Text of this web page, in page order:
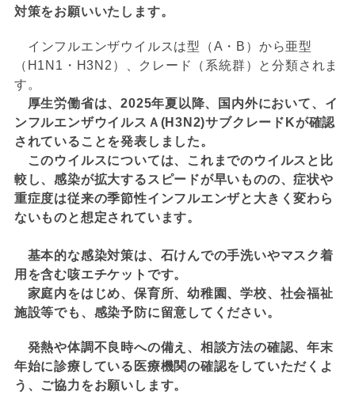
対策をお願いいたします。
インフルエンザウイルスは型（A・B）から亜型
（H1N1・H3N2）、クレード（系統群）と分類されま
す。
厚生労働省は、2025年夏以降、国内外において、イ
ンフルエンザウイルスＡ(H3N2)サブクレードKが確認
されていることを発表しました。
このウイルスについては、これまでのウイルスと比
較し、感染が拡大するスピードが早いものの、症状や
重症度は従来の季節性インフルエンザと大きく変わら
ないものと想定されています。
基本的な感染対策は、石けんでの手洗いやマスク着
用を含む咳エチケットです。
家庭内をはじめ、保育所、幼稚園、学校、社会福祉
施設等でも、感染予防に留意してください。
発熱や体調不良時への備え、相談方法の確認、年末
年始に診療している医療機関の確認をしていただくよ
う、ご協力をお願いします。